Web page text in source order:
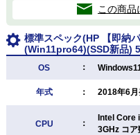
この商品
標準スペック(HP 【即納
(Win11pro64)(SSD新品)
OS ：
年式 ： 2018年6
CPU ：
Intel Core
3GHz コ